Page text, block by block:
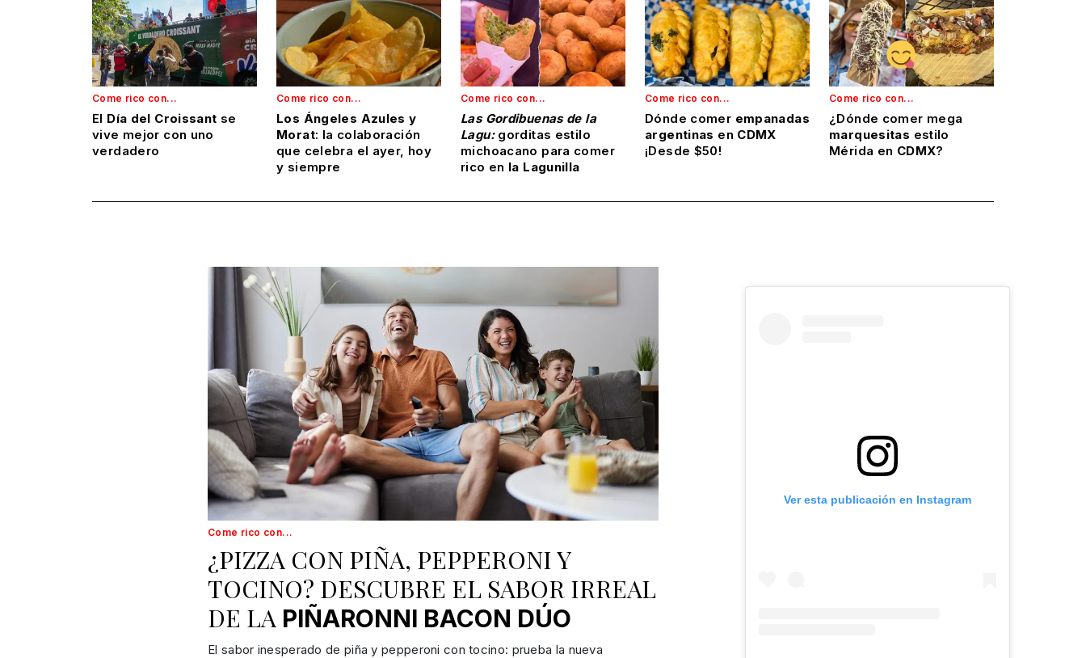
Come rico con...
El Día del Croissant se
vive mejor con uno
verdadero
Come rico con...
Los Ángeles Azules y
Morat: la colaboración
que celebra el ayer, hoy
y siempre
Come rico con...
Las Gordibuenas de la
Lagu:gorditas estilo
michoacano para comer
rico en la Lagunilla
Come rico con...
Dónde comer empanadas
argentinas en CDMX
¡Desde $50!
Come rico con...
¿Dónde comer mega
marquesitas estilo
Mérida en CDMX?
Come rico con...
¿PIZZA CON PIÑA, PEPPERONI Y
TOCINO? DESCUBRE EL SABOR IRREAL
DE LA PIÑARONNI BACON DÚO
El sabor inesperado de piña y pepperoni con tocino: prueba la nueva
Ver esta publicación en Instagram